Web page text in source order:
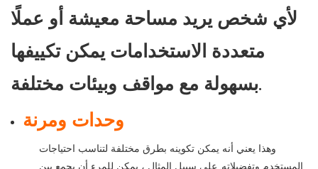
لأي شخص يريد مساحة معيشة أو عملًا
متعددة الاستخدامات يمكن تكييفها
بسهولة مع مواقف وبيئات مختلفة.
وحدات ومرنة
وهذا يعني أنه يمكن تكوينه بطرق مختلفة لتناسب احتياجات